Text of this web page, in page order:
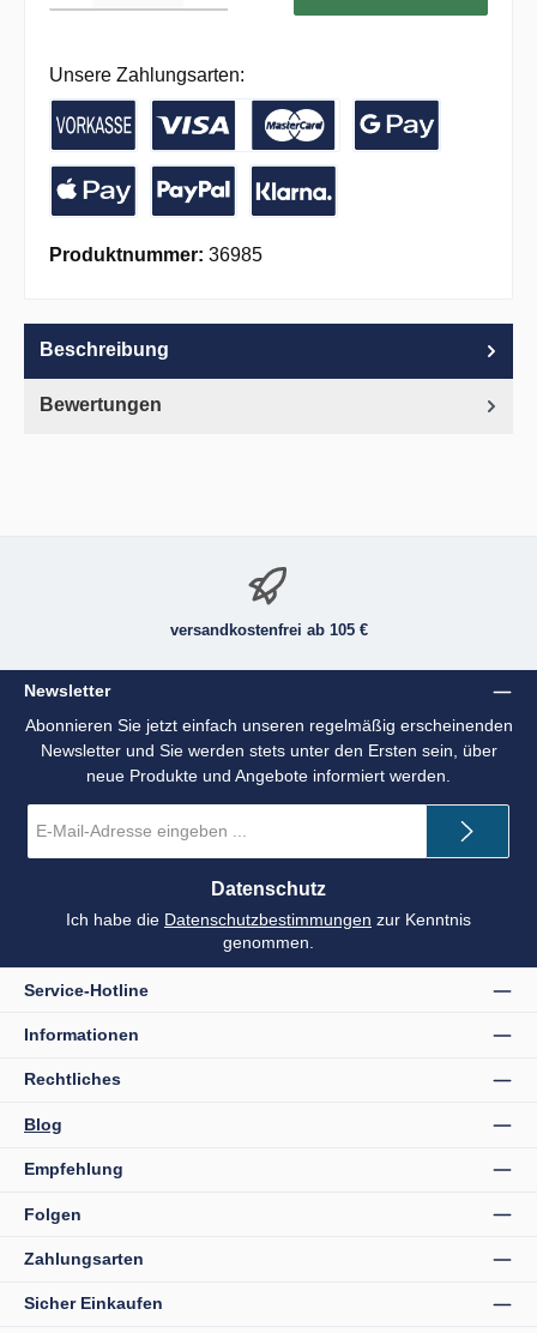
Unsere Zahlungsarten:
Vorkasse / Banküberweisung
Kreditkarte
Produktnummer: 36985
Beschreibung
Bewertungen
versandkostenfrei ab 105 €
Newsletter
Abonnieren Sie jetzt einfach unseren regelmäßig erscheinenden
Newsletter und Sie werden stets unter den Ersten sein, über
neue Produkte und Angebote informiert werden.
Mail-
*
Datenschutz
Ich habe die Datenschutzbestimmungen zur Kenntnis
genommen.
Service-Hotline
Informationen
Rechtliches
Blog
Empfehlung
Folgen
Zahlungsarten
Sicher Einkaufen